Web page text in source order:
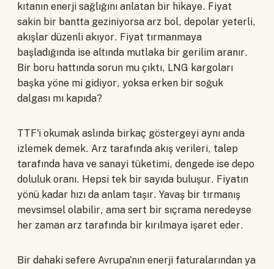
kıtanın enerji sağlığını anlatan bir hikaye. Fiyat
sakin bir bantta geziniyorsa arz bol, depolar yeterli,
akışlar düzenli akıyor. Fiyat tırmanmaya
başladığında ise altında mutlaka bir gerilim aranır.
Bir boru hattında sorun mu çıktı, LNG kargoları
başka yöne mi gidiyor, yoksa erken bir soğuk
dalgası mı kapıda?
TTF'i okumak aslında birkaç göstergeyi aynı anda
izlemek demek. Arz tarafında akış verileri, talep
tarafında hava ve sanayi tüketimi, dengede ise depo
doluluk oranı. Hepsi tek bir sayıda buluşur. Fiyatın
yönü kadar hızı da anlam taşır. Yavaş bir tırmanış
mevsimsel olabilir, ama sert bir sıçrama neredeyse
her zaman arz tarafında bir kırılmaya işaret eder.
Bir dahaki sefere Avrupa'nın enerji faturalarından ya